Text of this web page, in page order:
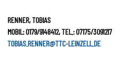
RENNER, TOBIAS
MOBIL: 0179/9148412, TEL.: 07175/3091217
TOBIAS.RENNER@TTC-LEINZELL.DE